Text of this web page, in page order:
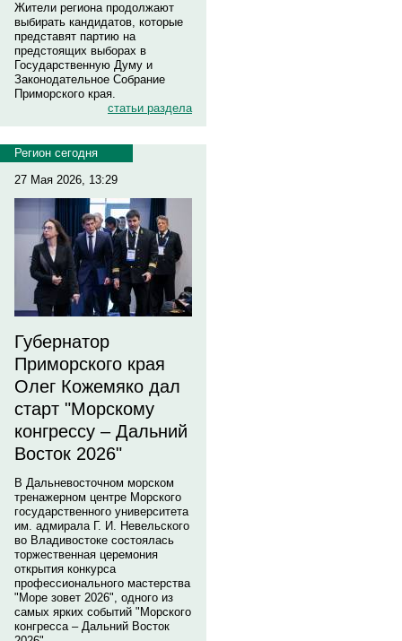
Жители региона продолжают
выбирать кандидатов, которые
представят партию на
предстоящих выборах в
Государственную Думу и
Законодательное Собрание
Приморского края.
статьи раздела
Регион сегодня
27 Мая 2026, 13:29
Губернатор
Приморского края
Олег Кожемяко дал
старт "Морскому
конгрессу – Дальний
Восток 2026"
В Дальневосточном морском
тренажерном центре Морского
государственного университета
им. адмирала Г. И. Невельского
во Владивостоке состоялась
торжественная церемония
открытия конкурса
профессионального мастерства
"Море зовет 2026", одного из
самых ярких событий "Морского
конгресса – Дальний Восток